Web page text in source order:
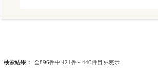
検索結果： 全896件中 421件～440件目を表示